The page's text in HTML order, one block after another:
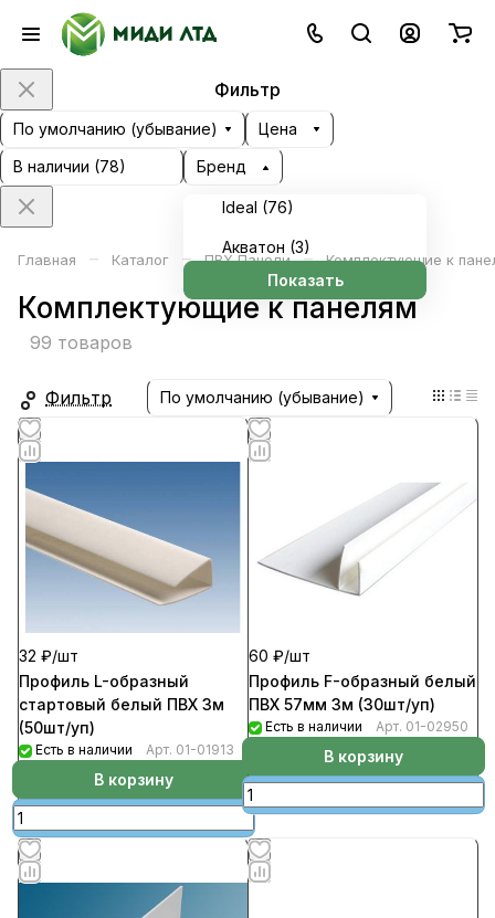
Фильтр
По умолчанию (убывание)
Цена
В наличии (78) Бренд
Ideal (76)
Акватон (3)
Показать
Главная – Каталог – ПВХ Панели – Комплектующие к
Комплектующие к панелям
99 товаров
Фильтр По умолчанию (убывание)
32 ₽/шт
Профиль L-образный
стартовый белый ПВХ 3м
(50шт/уп)
Есть в наличии Арт. 01-01913
В корзину
60 ₽/шт
Профиль F-образный белый
ПВХ 57мм 3м (30шт/уп)
Есть в наличии Арт. 01-02950
В корзину